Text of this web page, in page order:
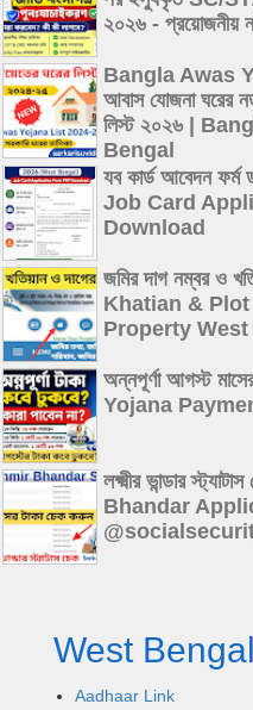
২০২৬ - প্রয়োজনীয়
Bangla Awas
আবাস যোজনা ঘরের
লিস্ট ২০২৬ |
Bengal
যব কার্ড আবেদন
Job Card
Download
জমির দাগ নম্বর ও
Khatian &
Property West
অন্নপূর্ণা আগস্ট
Yojana
লক্ষ্মীর ভান্ডার
Bhandar
West
Aadhaar Link